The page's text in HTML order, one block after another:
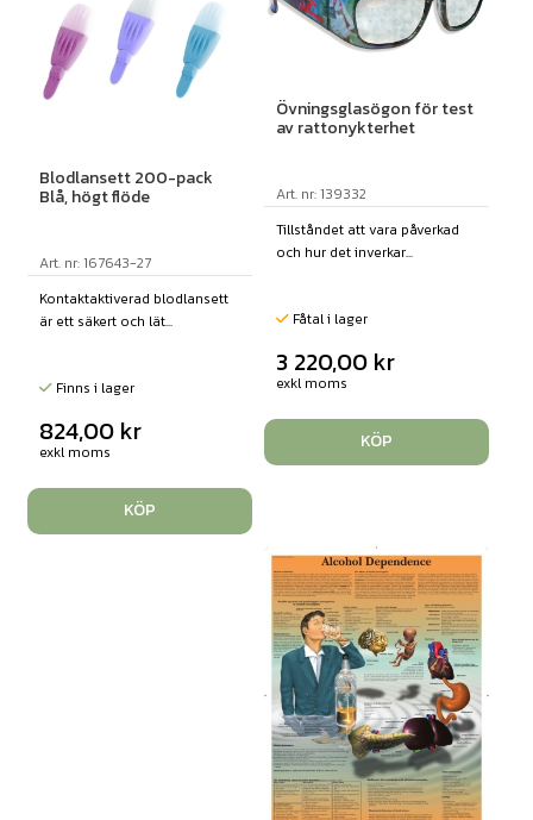
Blodlansett 200-pack
Blå, högt flöde
Art. nr: 167643-27
Kontaktaktiverad blodlansett
är ett säkert och lät...
Finns i lager
824,00 kr
exkl moms
KÖP
Övningsglasögon för test
av rattonykterhet
Art. nr: 139332
Tillståndet att vara påverkad
och hur det inverkar...
Fåtal i lager
3 220,00 kr
exkl moms
KÖP